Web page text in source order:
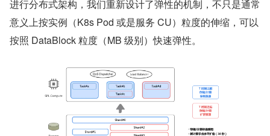
进行分布式架构，我们重新设计了弹性的机制，不只是通常
意义上按实例（K8s Pod 或是服务 CU）粒度的伸缩，可以
按照 DataBlock 粒度（MB 级别）快速弹性。